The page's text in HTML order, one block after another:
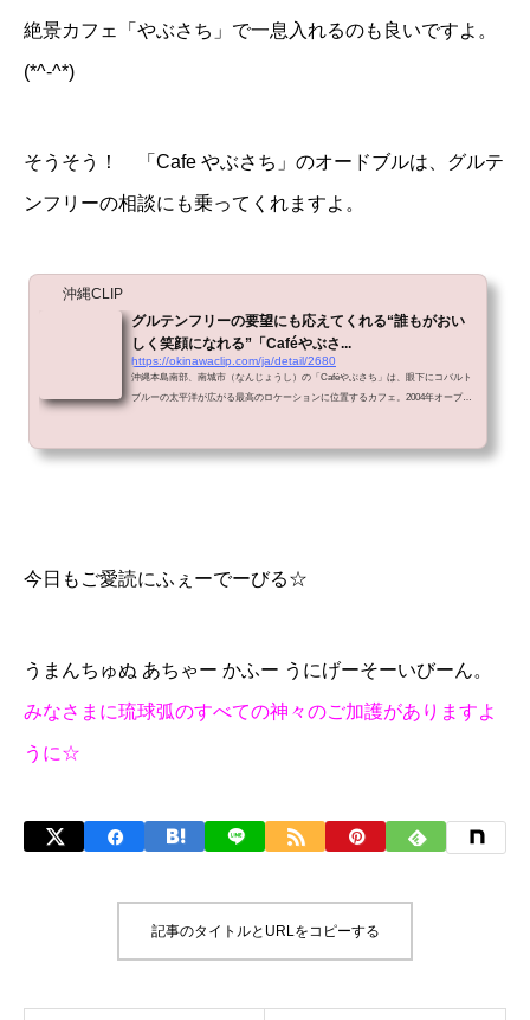
絶景カフェ「やぶさち」で一息入れるのも良いですよ。
(*^-^*)
そうそう！ 「 Cafe やぶさち 」のオードブルは、グルテ
ンフリーの相談にも乗ってくれますよ。
沖縄CLIP
グルテンフリーの要望にも応えてくれる“誰もがおい
しく笑顔になれる”「Caféやぶさ...
https://okinawaclip.com/ja/detail/2680
沖縄本島南部、南城市（なんじょうし）の「Caféやぶさち」は、眼下にコバルト
ブルーの太平洋が広がる最高のロケーションに位置するカフェ。2004年オープン
今日もご愛読にふぇーでーびる☆
うまんちゅぬ あちゃー かふー うにげーそーいびーん。
みなさまに琉球弧のすべての神々のご加護がありますよ
うに☆
記事のタイトルとURLをコピーする